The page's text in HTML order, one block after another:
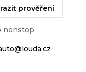
prověření
nonstop